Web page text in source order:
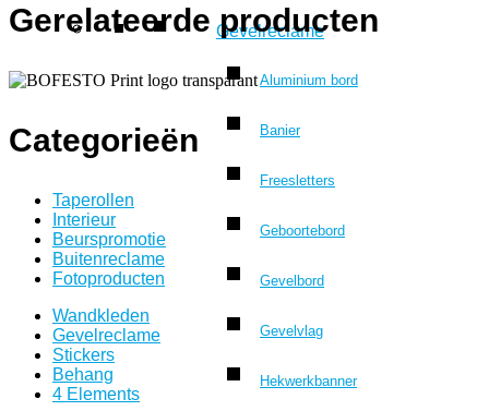
Gevelreclame
Aluminium bord
Banier
Freesletters
Geboortebord
Gevelbord
Gevelvlag
Hekwerkbanner
Gerelateerde producten
Categorieën
Taperollen
Interieur
Beurspromotie
Buitenreclame
Fotoproducten
Wandkleden
Gevelreclame
Stickers
Behang
4 Elements